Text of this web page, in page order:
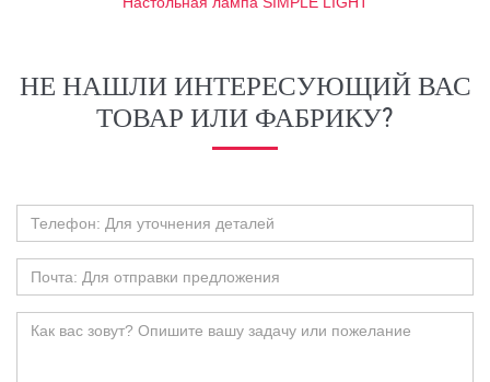
НЕ НАШЛИ ИНТЕРЕСУЮЩИЙ ВАС
ТОВАР ИЛИ ФАБРИКУ?